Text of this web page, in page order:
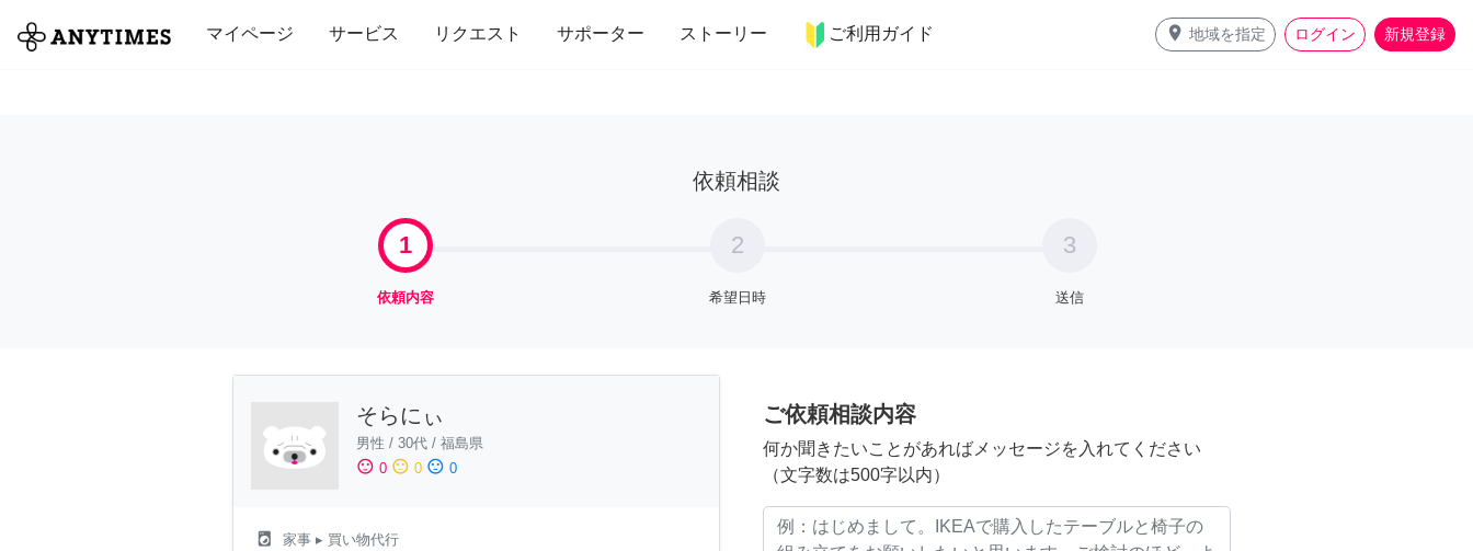
マイページ サービス リクエスト サポーター ストーリー ご利用ガイド place 地域を指定 ログイン 新規登録
全て 修理・組立 家事 引っ越し インテリア 趣味・習い事 ペット 料理
依頼相談
1
依頼内容
2
希望日時
3
送信
そらにぃ
男性 / 30代 / 福島県
sentiment_satisfied 0 sentiment_neutral 0 sentiment_dissatisfied 0
local_laundry_service 家事 ▸ 買い物代行
ご依頼相談内容
何か聞きたいことがあればメッセージを入れてください
（文字数は500字以内）